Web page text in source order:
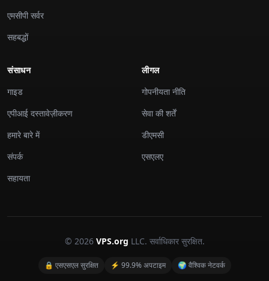
एमसीपी सर्वर
सहबद्धों
संसाधन
गाइड
एपीआई दस्तावेज़ीकरण
हमारे बारे में
संपर्क
सहायता
लीगल
गोपनीयता नीति
सेवा की शर्तें
डीएमसी
एसएलए
© 2026 VPS.org LLC. सर्वाधिकार सुरक्षित.
🔒 एसएसएल सुरक्षित ⚡ 99.9% अपटाइम 🌍 वैश्विक नेटवर्क